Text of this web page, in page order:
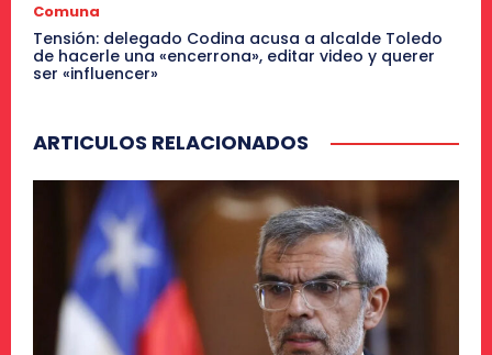
Comuna
Tensión: delegado Codina acusa a alcalde Toledo
de hacerle una «encerrona», editar video y querer
ser «influencer»
ARTICULOS RELACIONADOS